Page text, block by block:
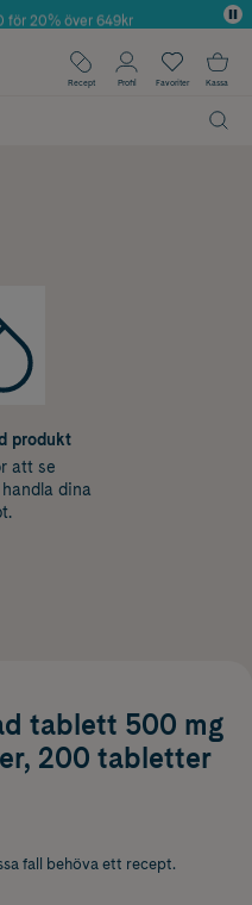
Skönhet
för 20% över 649kr
köp*
Recept Profil Favoriter Kassa
produkt
att se
dina
tablett 500 mg
200 tabletter
fall behöva ett recept.